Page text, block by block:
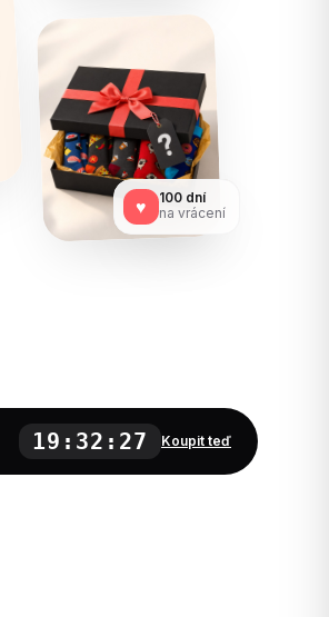
♥
100 dní
na vrácení
19:32:25 Koupit teď